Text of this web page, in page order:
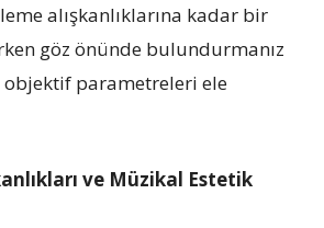
alışkanlıklarına kadar bir
göz önünde bulundurmanız
objektif parametreleri ele
ve Müzikal Estetik